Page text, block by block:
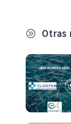
A Otras